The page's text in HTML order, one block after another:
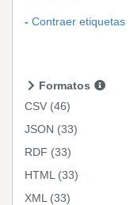
Contraer etiquetas
Formatos
CSV (46)
JSON (33)
RDF (33)
HTML (33)
XML (33)